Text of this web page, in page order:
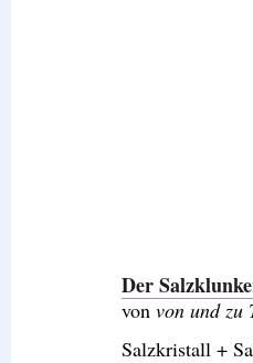
Der
von von und zu
Salzkristall +